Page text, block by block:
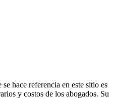
hace referencia en este sitio es
y costos de los abogados. Su